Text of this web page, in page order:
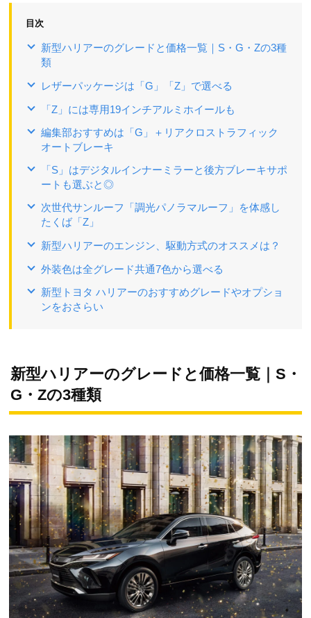
目次
新型ハリアーのグレードと価格一覧｜S・G・Zの3種
類
レザーパッケージは「G」「Z」で選べる
「Z」には専用19インチアルミホイールも
編集部おすすめは「G」＋リアクロストラフィック
オートブレーキ
「S」はデジタルインナーミラーと後方ブレーキサポ
ートも選ぶと◎
次世代サンルーフ「調光パノラマルーフ」を体感し
たくば「Z」
新型ハリアーのエンジン、駆動方式のオススメは？
外装色は全グレード共通7色から選べる
新型トヨタ ハリアーのおすすめグレードやオプショ
ンをおさらい
新型ハリアーのグレードと価格一覧｜S・
G・Zの3種類